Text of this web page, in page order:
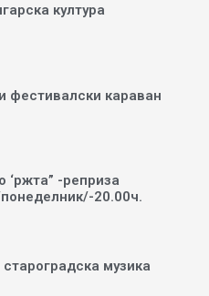
култура
фестивалски караван
‘ржта” -реприза
20.00ч.
музика